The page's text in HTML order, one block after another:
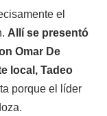
el
Allí se presentó
Omar De
local, Tadeo
porque el líder